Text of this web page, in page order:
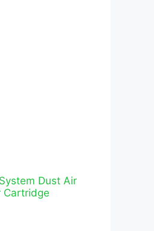
Dust Air
Cartridge